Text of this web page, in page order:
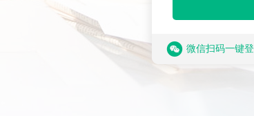
微信扫码一键